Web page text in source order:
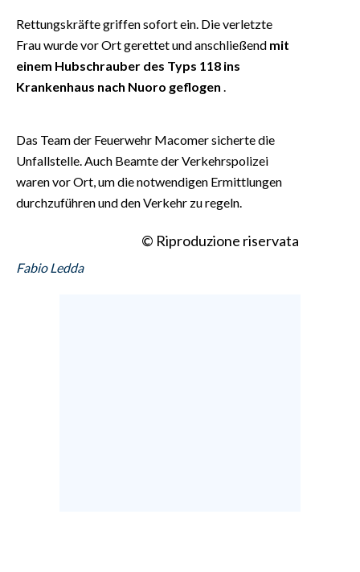
NECROLOGI
PUBBLICITÀ
SPIAGGE
Rettungskräfte griffen sofort ein. Die verletzte
Frau wurde vor Ort gerettet und anschließend mit
einem Hubschrauber des Typs 118 ins
Krankenhaus nach Nuoro geflogen
Das Team der Feuerwehr Macomer sicherte die
Unfallstelle. Auch Beamte der Verkehrspolizei
waren vor Ort, um die notwendigen Ermittlungen
durchzuführen und den Verkehr zu regeln.
© Riproduzione riservata
Fabio Ledda